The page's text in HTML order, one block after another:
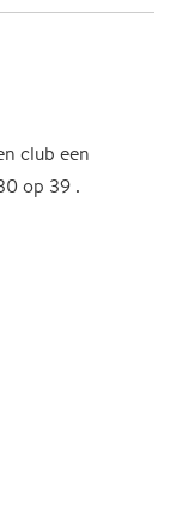
club een
op 39 .